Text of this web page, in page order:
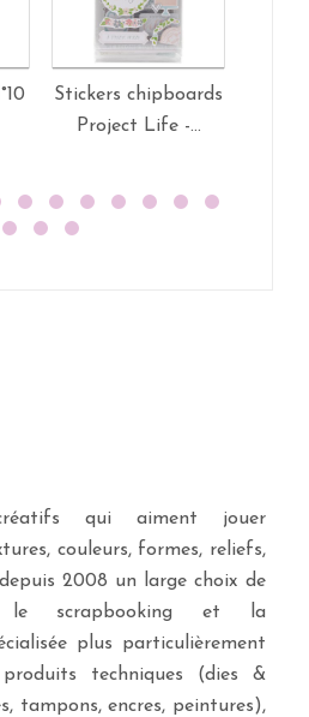
Stickers chipboards
Project Life -...
qui aiment jouer
couleurs, formes, reliefs,
2008 un large choix de
le scrapbooking et la
plus particulièrement
techniques (dies &
tampons, encres, peintures),